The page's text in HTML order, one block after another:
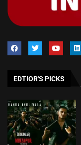
EDTIOR'S PICKS